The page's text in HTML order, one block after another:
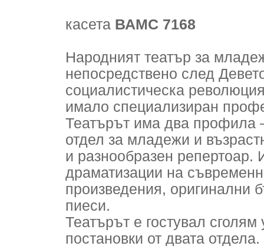
касета ВАМС 7168
Народният театър за
непосредствено след
социалистическа
имало специализиран
Театърът има два
отдел за младежи и
и разнообразен репертоар.
драматизации на
произведения, оригинални
пиеси.
Театърът е гостувал
постановки от двата